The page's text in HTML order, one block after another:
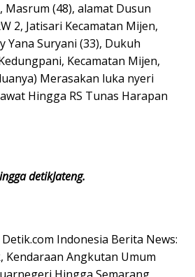
Masrum (48), alamat Dusun
2, Jatisari Kecamatan Mijen,
Yana Suryani (33), Dukuh
Kecamatan Mijen,
Merasakan luka nyeri
Hingga RS Tunas Harapan
detikJateng.
Indonesia Berita News:
Kendaraan Angkutan Umum